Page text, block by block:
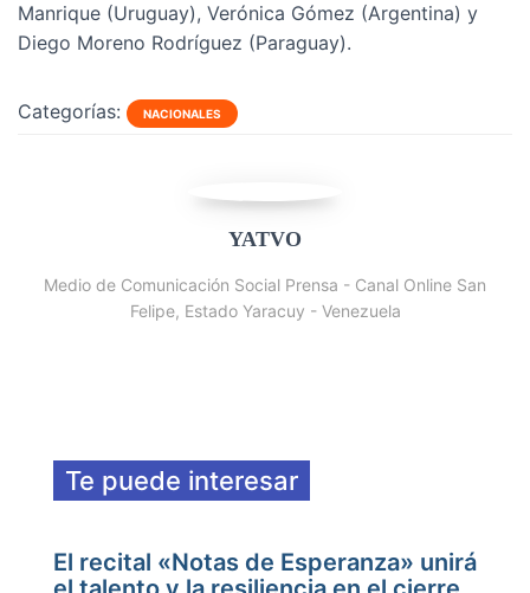
Manrique (Uruguay), Verónica Gómez (Argentina) y
Diego Moreno Rodríguez (Paraguay).
Categorías: NACIONALES
YATVO
Medio de Comunicación Social Prensa - Canal Online San
Felipe, Estado Yaracuy - Venezuela
Te puede interesar
El recital «Notas de Esperanza» unirá